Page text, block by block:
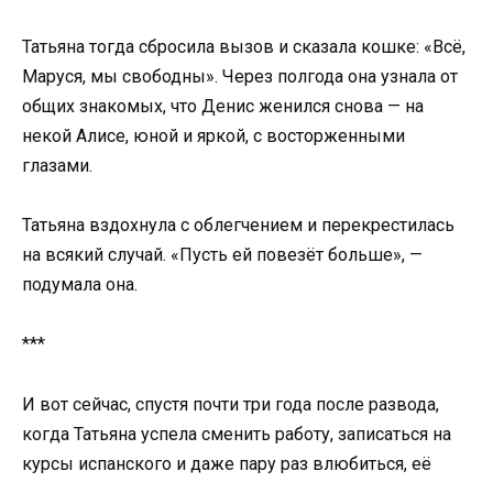
Татьяна тогда сбросила вызов и сказала кошке: «Всё,
Маруся, мы свободны». Через полгода она узнала от
общих знакомых, что Денис женился снова — на
некой Алисе, юной и яркой, с восторженными
глазами.
Татьяна вздохнула с облегчением и перекрестилась
на всякий случай. «Пусть ей повезёт больше», —
подумала она.
***
И вот сейчас, спустя почти три года после развода,
когда Татьяна успела сменить работу, записаться на
курсы испанского и даже пару раз влюбиться, её